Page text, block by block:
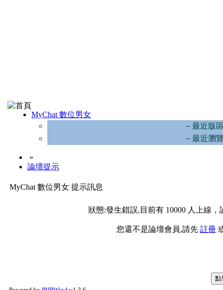
MyChat 數位男女
－最近版
－最近瀏
»
論壇提示
MyChat 數位男女 提示訊息
狀態:發生錯誤,目前有 10000 人上線
您還不是論壇會員,請先 註冊